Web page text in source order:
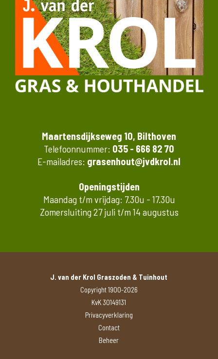
Maartensdijkseweg 10, Bilthoven
Telefoonnummer: 035 - 666 82 70
E-mailadres: grasenhout@jvdkrol.nl
Openingstijden
Maandag t/m vrijdag: 7.30u - 17.30u
Zomersluiting 27 juli t/m 14 augustus
J. van der Krol Graszoden & Tuinhout
Copyright 1900-2026
KvK 30149131
Privacyverklaring
Contact
Beheer